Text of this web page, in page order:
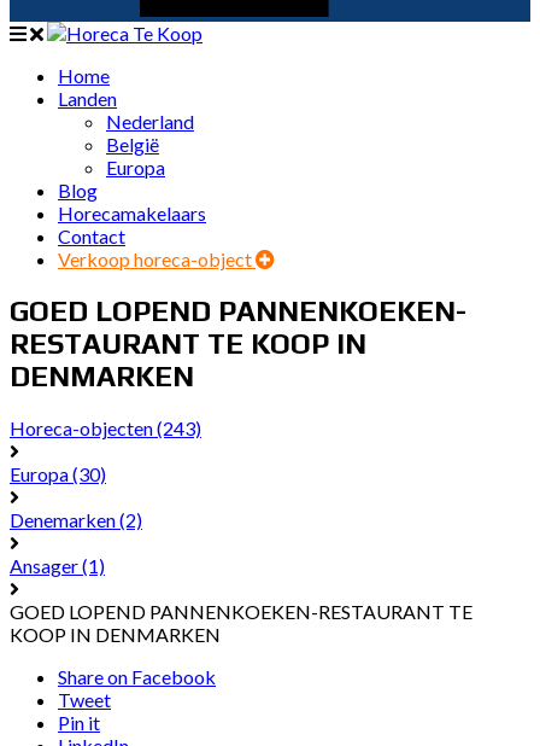
Home
Landen
Nederland
België
Europa
Blog
Horecamakelaars
Contact
Verkoop horeca-object
GOED LOPEND PANNENKOEKEN-
RESTAURANT TE KOOP IN
DENMARKEN
Horeca-objecten(243)
Europa(30)
Denemarken(2)
Ansager(1)
GOED LOPEND PANNENKOEKEN-RESTAURANT TE
KOOP IN DENMARKEN
Share on Facebook
Tweet
Pin it